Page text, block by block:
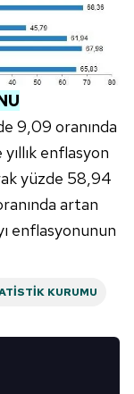
uyarınca
ve sitemizde
ilgili bilgi
9,09 oranında
enflasyon
yüzde 58,94
artan
enflasyonunun
KURUMU